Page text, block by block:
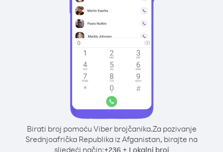
Birati broj pomoću Viber brojčanika.Za pozivanje
Srednjoafrička Republika iz Afganistan, birajte na
sljedeći način:+236 + Lokalni broj